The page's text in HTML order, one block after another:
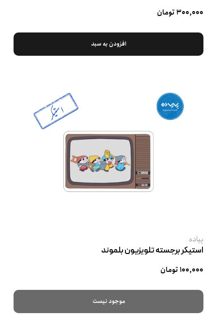
۳۰۰,۰۰۰ تومان
افزودن به سبد
پیاده
استیکر برجسته تلویزیون بلموند
۱۰۰,۰۰۰ تومان
موجود نیست